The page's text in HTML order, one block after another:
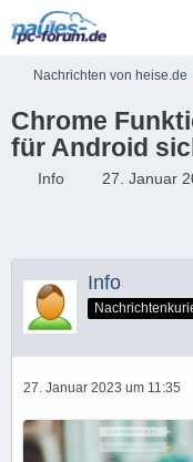
Nachrichten von heise.de
Chrome
für Android
Info 27. Januar
Info
27. Januar 2023 um 11:35